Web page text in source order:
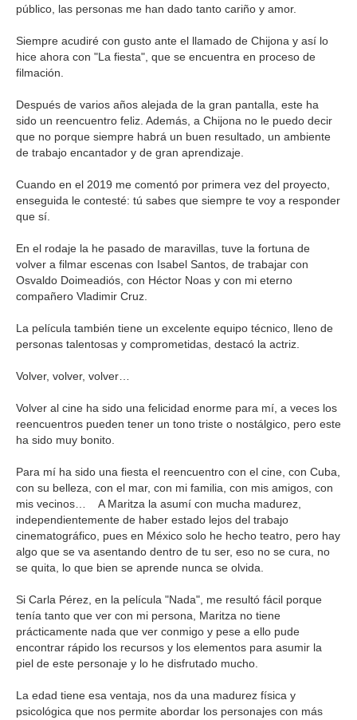
público, las personas me han dado tanto cariño y amor.
Siempre acudiré con gusto ante el llamado de Chijona y así lo
hice ahora con "La fiesta", que se encuentra en proceso de
filmación.
Después de varios años alejada de la gran pantalla, este ha
sido un reencuentro feliz. Además, a Chijona no le puedo decir
que no porque siempre habrá un buen resultado, un ambiente
de trabajo encantador y de gran aprendizaje.
Cuando en el 2019 me comentó por primera vez del proyecto,
enseguida le contesté: tú sabes que siempre te voy a responder
que sí.
En el rodaje la he pasado de maravillas, tuve la fortuna de
volver a filmar escenas con Isabel Santos, de trabajar con
Osvaldo Doimeadiós, con Héctor Noas y con mi eterno
compañero Vladimir Cruz.
La película también tiene un excelente equipo técnico, lleno de
personas talentosas y comprometidas, destacó la actriz.
Volver, volver, volver…
Volver al cine ha sido una felicidad enorme para mí, a veces los
reencuentros pueden tener un tono triste o nostálgico, pero este
ha sido muy bonito.
Para mí ha sido una fiesta el reencuentro con el cine, con Cuba,
con su belleza, con el mar, con mi familia, con mis amigos, con
mis vecinos… A Maritza la asumí con mucha madurez,
independientemente de haber estado lejos del trabajo
cinematográfico, pues en México solo he hecho teatro, pero hay
algo que se va asentando dentro de tu ser, eso no se cura, no
se quita, lo que bien se aprende nunca se olvida.
Si Carla Pérez, en la película "Nada", me resultó fácil porque
tenía tanto que ver con mi persona, Maritza no tiene
prácticamente nada que ver conmigo y pese a ello pude
encontrar rápido los recursos y los elementos para asumir la
piel de este personaje y lo he disfrutado mucho.
La edad tiene esa ventaja, nos da una madurez física y
psicológica que nos permite abordar los personajes con más